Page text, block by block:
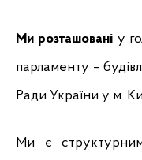
Ми розташовані у
парламенту –
Ради України у м.
Ми є структурним